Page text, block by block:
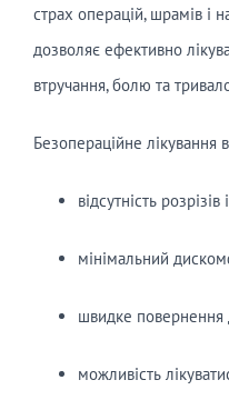
страх операцій, шрамів і
дозволяє ефективно
втручання, болю та
Безопераційне лікування
відсутність
мінімальний
швидке повернення
можливість